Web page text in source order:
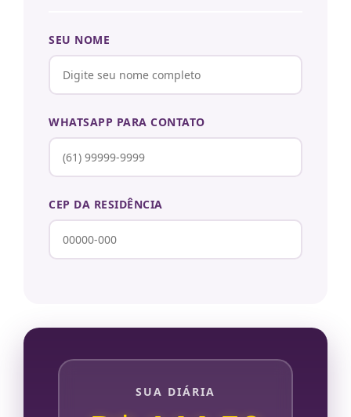
SEU NOME
WHATSAPP PARA CONTATO
CEP DA RESIDÊNCIA
SUA DIÁRIA